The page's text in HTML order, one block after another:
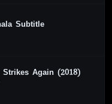
Subtitle
Again (2018)